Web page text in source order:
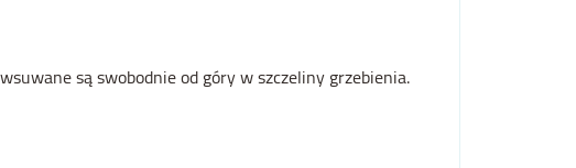
są swobodnie od góry w szczeliny grzebienia.